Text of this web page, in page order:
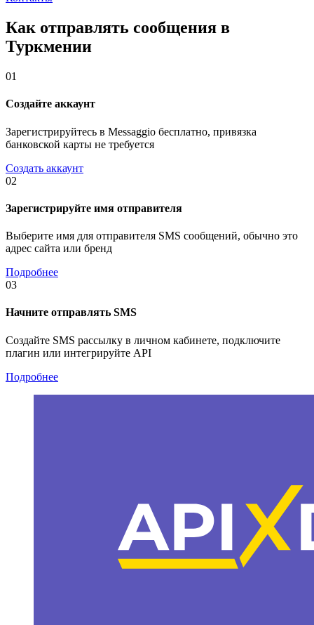
Как отправлять сообщения в
Туркмении
01
Создайте аккаунт
Зарегистрируйтесь в Messaggio бесплатно, привязка
банковской карты не требуется
Создать аккаунт
02
Зарегистрируйте имя отправителя
Выберите имя для отправителя SMS сообщений, обычно это
адрес сайта или бренд
Подробнее
03
Начните отправлять SMS
Создайте SMS рассылку в личном кабинете, подключите
плагин или интегрируйте API
Подробнее